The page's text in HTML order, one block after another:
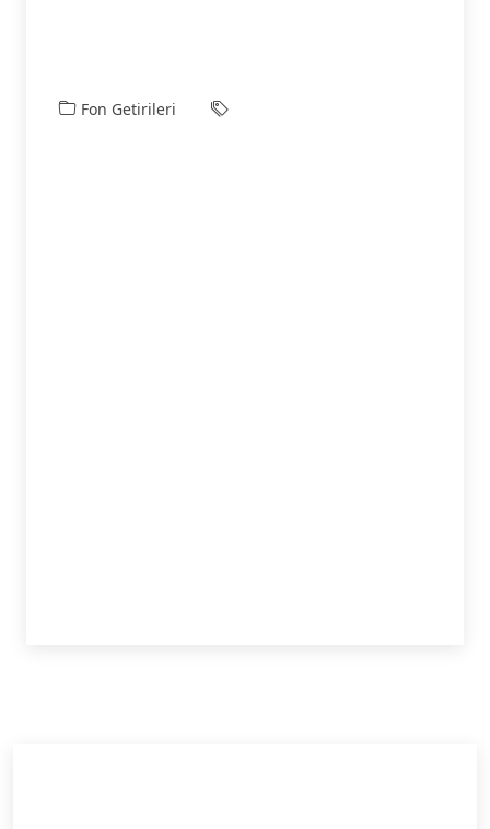
Fon Getirileri